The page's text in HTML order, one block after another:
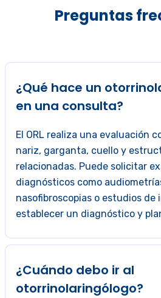
Preguntas
¿Qué hace un
en una consulta?
El ORL realiza una evaluación
nariz, garganta, cuello y
relacionadas. Puede solicitar
diagnósticos como
nasofibroscopias o estudios de
establecer un diagnóstico y
¿Cuándo debo ir al
otorrinolaringólogo?